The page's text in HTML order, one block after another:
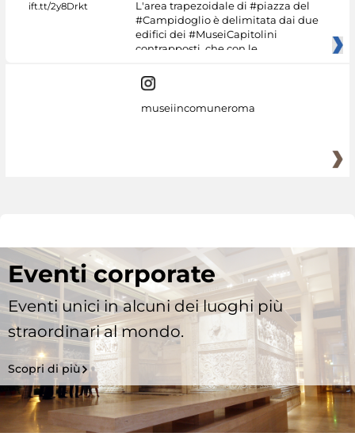
L'area trapezoidale di #piazza del
#Campidoglio è delimitata dai due
edifici dei #MuseiCapitolini
contrapposti, che con le
museiincomuneroma
Eventi corporate
Eventi unici in alcuni dei luoghi più
straordinari al mondo.
Scopri di più